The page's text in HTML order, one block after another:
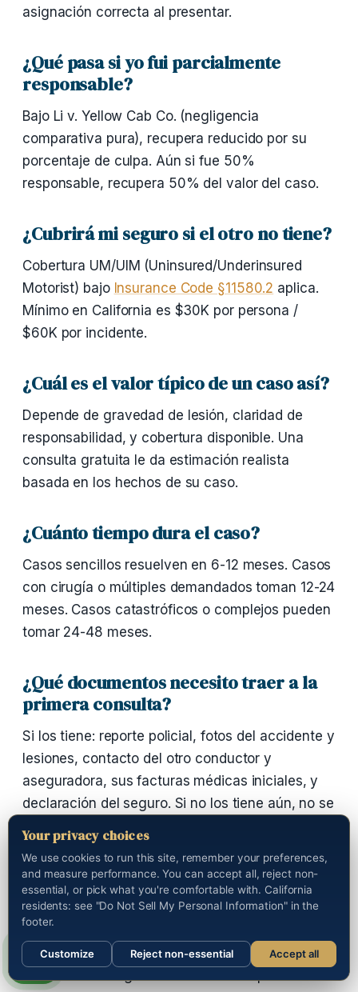
asignación correcta al presentar.
¿Qué pasa si yo fui parcialmente
responsable?
Bajo Li v. Yellow Cab Co. (negligencia
comparativa pura), recupera reducido por su
porcentaje de culpa. Aún si fue 50%
responsable, recupera 50% del valor del caso.
¿Cubrirá mi seguro si el otro no tiene?
Cobertura UM/UIM (Uninsured/Underinsured
Motorist) bajo Insurance Code §11580.2 aplica.
Mínimo en California es $30K por persona /
$60K por incidente.
¿Cuál es el valor típico de un caso así?
Depende de gravedad de lesión, claridad de
responsabilidad, y cobertura disponible. Una
consulta gratuita le da estimación realista
basada en los hechos de su caso.
¿Cuánto tiempo dura el caso?
Casos sencillos resuelven en 6-12 meses. Casos
con cirugía o múltiples demandados toman 12-24
meses. Casos catastróficos o complejos pueden
tomar 24-48 meses.
¿Qué documentos necesito traer a la
primera consulta?
Si los tiene: reporte policial, fotos del accidente y
lesiones, contacto del otro conductor y
aseguradora, sus facturas médicas iniciales, y
declaración del seguro. Si no los tiene aún, no se
¿Puedo recuperar si era pasajero?
Sí. Los pasajeros casi siempre recuperan — son
víctimas sin culpa contributiva. Puede demandar
tanto al conductor de su vehículo como al del
Your privacy choices
We use cookies to run this site, remember your preferences,
and measure performance. You can accept all, reject non-
essential, or pick what you're comfortable with. California
residents: see "Do Not Sell My Personal Information" in the
footer.
Customize Reject non-essential Accept all
Sections